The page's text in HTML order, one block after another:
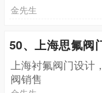
金先生
50、上海思氟阀
上海衬氟阀门设
阀销售